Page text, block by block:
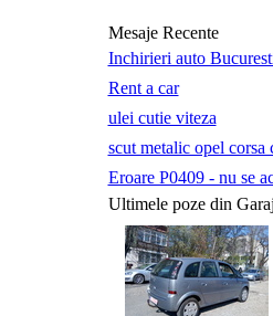
Mesaje Recente
Inchirieri auto
Rent a car
ulei cutie viteza
scut metalic opel corsa
Eroare P0409 - nu se
Ultimele poze din Garaj